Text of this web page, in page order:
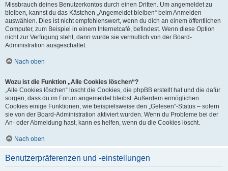
Missbrauch deines Benutzerkontos durch einen Dritten. Um angemeldet zu
bleiben, kannst du das Kästchen „Angemeldet bleiben“ beim Anmelden
auswählen. Dies ist nicht empfehlenswert, wenn du dich an einem öffentlichen
Computer, zum Beispiel in einem Internetcafé, befindest. Wenn diese Option
nicht zur Verfügung steht, dann wurde sie vermutlich von der Board-
Administration ausgeschaltet.
Nach oben
Wozu ist die Funktion „Alle Cookies löschen“?
„Alle Cookies löschen“ löscht die Cookies, die phpBB erstellt hat und die dafür
sorgen, dass du im Forum angemeldet bleibst. Außerdem ermöglichen
Cookies einige Funktionen, wie beispielsweise den „Gelesen“-Status – sofern
sie von der Board-Administration aktiviert wurden. Wenn du Probleme bei der
An- oder Abmeldung hast, kann es helfen, wenn du die Cookies löscht.
Nach oben
Benutzerpräferenzen und -einstellungen